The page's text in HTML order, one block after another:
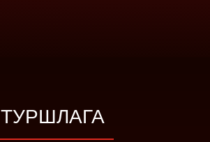
ТУРШЛАГА